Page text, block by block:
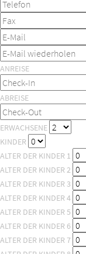
ANREISE
ABREISE
ERWACHSENE
KINDER
ALTER DER KINDER 1
ALTER DER KINDER 2
ALTER DER KINDER 3
ALTER DER KINDER 4
ALTER DER KINDER 5
ALTER DER KINDER 6
ALTER DER KINDER 7